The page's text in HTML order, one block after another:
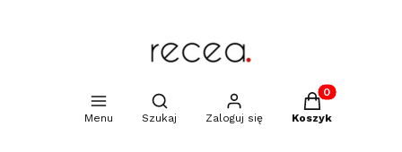
Menu
Otwórz wyszukiwarkę
Szukaj Zaloguj się
Produkty w
Koszyk